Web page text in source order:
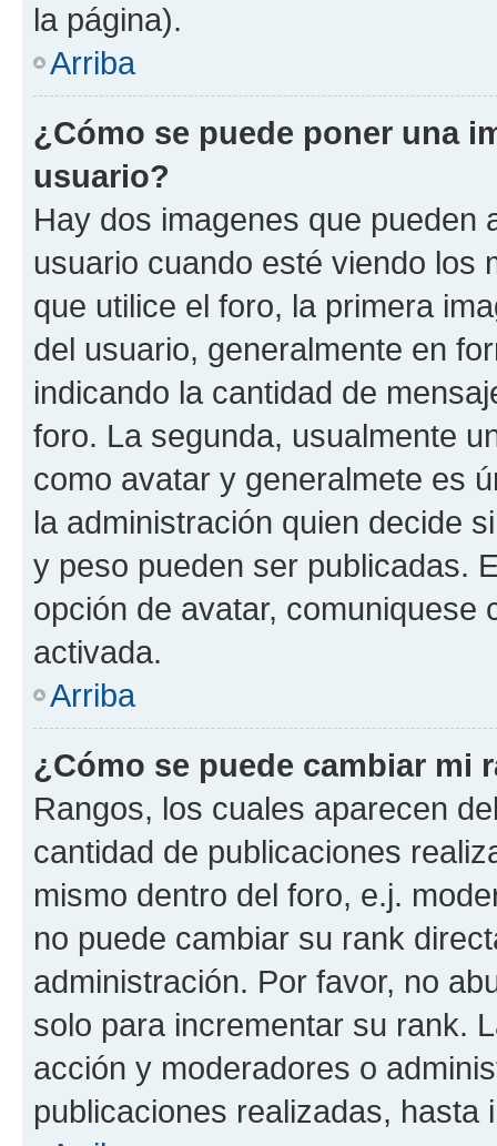
la página).
Arriba
¿Cómo se puede poner una
usuario?
Hay dos imagenes que pueden
usuario cuando esté viendo los
que utilice el foro, la primera
del usuario, generalmente en
indicando la cantidad de
foro. La segunda, usualmente
como avatar y generalmete es
la administración quien decide
y peso pueden ser publicadas.
opción de avatar, comuniquese
activada.
Arriba
¿Cómo se puede cambiar mi
Rangos, los cuales aparecen
cantidad de publicaciones
mismo dentro del foro, e.j.
no puede cambiar su rank
administración. Por favor, no
solo para incrementar su rank.
acción y moderadores o
publicaciones realizadas, hasta